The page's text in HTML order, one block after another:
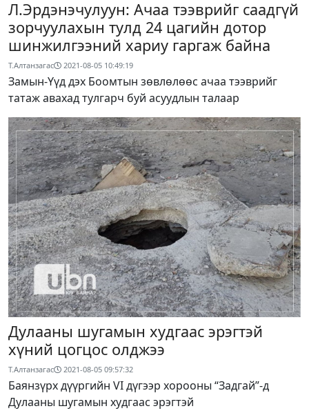
Л.Эрдэнэчулуун: Ачаа тээврийг саадгүй
зорчуулахын тулд 24 цагийн дотор
шинжилгээний хариу гаргаж байна
Т.Алтанзагас 2021-08-05 10:49:19
Замын-Үүд дэх Боомтын зөвлөлөөс ачаа тээврийг
татаж авахад тулгарч буй асуудлын талаар
Дулааны шугамын худгаас эрэгтэй
хүний цогцос олджээ
Т.Алтанзагас 2021-08-05 09:57:32
Баянзүрх дүүргийн VI дүгээр хорооны “Задгай”-д
Дулааны шугамын худгаас эрэгтэй